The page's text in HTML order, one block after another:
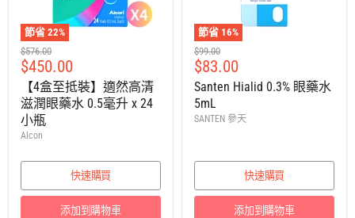
節省 22%
建
議
零
售
價
$576.00
售
價
$450.00
【4盒至抵裝】適然高清
滋潤眼藥水 0.5毫升 x 24
小瓶
Alcon
快速購買
添加到購物車
節省 16%
建
議
零
售
價
$99.00
售
價
$83.00
Santen Hialid 0.3% 眼藥水
5mL
SANTEN 參天
快速購買
添加到購物車